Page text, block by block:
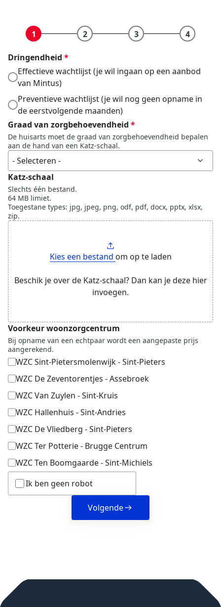
Dringendheid *
Effectieve wachtlijst (je wil ingaan op een aanbod
van Mintus)
Preventieve wachtlijst (je wil nog geen opname in
de eerstvolgende maanden)
Graad van zorgbehoevendheid *
De huisarts moet de graad van zorgbehoevendheid bepalen
aan de hand van een Katz-schaal.
Katz-schaal
Slechts één bestand.
64 MB limiet.
Toegestane types: jpg, jpeg, png, odf, pdf, docx, pptx, xlsx,
zip.
Kies een bestand om op te laden
Beschik je over de Katz-schaal? Dan kan je deze hier
invoegen.
Voorkeur woonzorgcentrum
Bij opname van een echtpaar wordt een aangepaste prijs
aangerekend.
WZC Sint-Pietersmolenwijk - Sint-Pieters
WZC De Zeventorentjes - Assebroek
WZC Van Zuylen - Sint-Kruis
WZC Hallenhuis - Sint-Andries
WZC De Vliedberg - Sint-Pieters
WZC Ter Potterie - Brugge Centrum
WZC Ten Boomgaarde - Sint-Michiels
Ik ben geen robot
Volgende